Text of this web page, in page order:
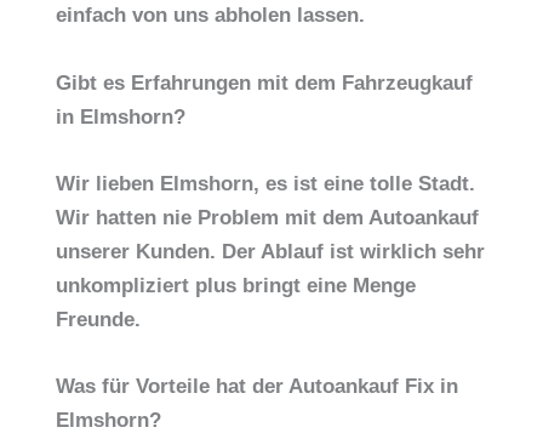
einfach von uns abholen lassen.
Gibt es Erfahrungen mit dem Fahrzeugkauf
in Elmshorn?
Wir lieben Elmshorn, es ist eine tolle Stadt.
Wir hatten nie Problem mit dem Autoankauf
unserer Kunden. Der Ablauf ist wirklich sehr
unkompliziert plus bringt eine Menge
Freunde.
Was für Vorteile hat der Autoankauf Fix in
Elmshorn?